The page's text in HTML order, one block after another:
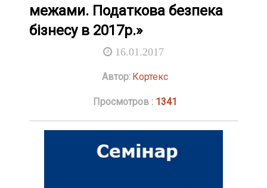
межами. Податкова безпека
бізнесу в 2017р.»
16.01.2017
Автор: Кортекс
Просмотров : 1341